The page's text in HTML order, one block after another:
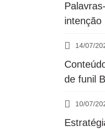
intenção
14/07/
de funil
10/07/